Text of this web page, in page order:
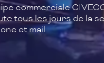
commerciale
tous les jours de la
et mail